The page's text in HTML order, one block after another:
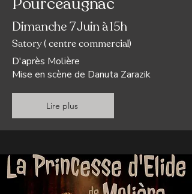
Dimanche 7 Juin à 15h
Satory ( centre commercial)
D'après Molière
Mise en scène de Danuta Zarazik
Lire plus